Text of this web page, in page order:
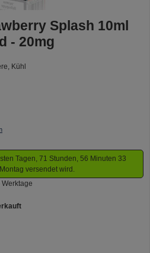
Splash 10ml
- 20mg
Kühl
Tagen, 71 Stunden, 56 Minuten 33
versendet wird.